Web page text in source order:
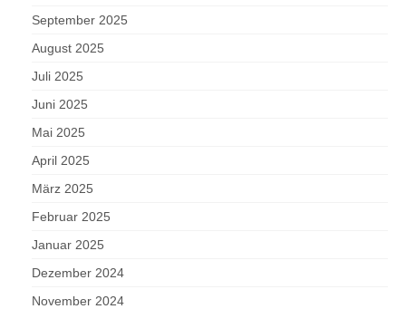
September 2025
August 2025
Juli 2025
Juni 2025
Mai 2025
April 2025
März 2025
Februar 2025
Januar 2025
Dezember 2024
November 2024